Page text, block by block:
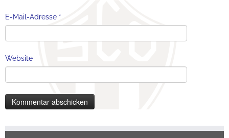
E-Mail-Adresse *
Website